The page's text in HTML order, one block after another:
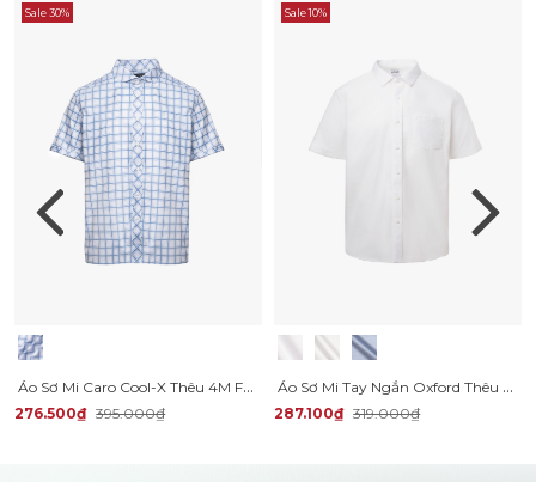
Sale 30%
Áo Sơ Mi Caro Cool-X Thêu 4M Form Regular SM193
276.500₫ 395.000₫
Sale 10%
Áo Sơ Mi Tay Ngắn Oxford Thêu 4M Ở Túi Form Regular SM191
287.100₫ 319.000₫